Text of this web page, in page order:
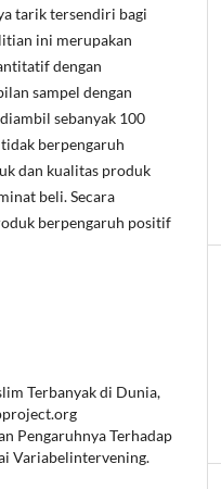
tarik tersendiri bagi
ini merupakan
dengan
sampel dengan
sebanyak 100
berpengaruh
dan kualitas produk
beli. Secara
berpengaruh positif
Terbanyak di Dunia,
Pengaruhnya Terhadap
Variabelintervening.